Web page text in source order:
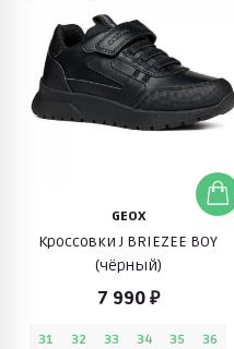
GEOX
Кроссовки J BRIEZEE BOY
(чёрный)
7 990 ₽
31 32 33 34 35
36